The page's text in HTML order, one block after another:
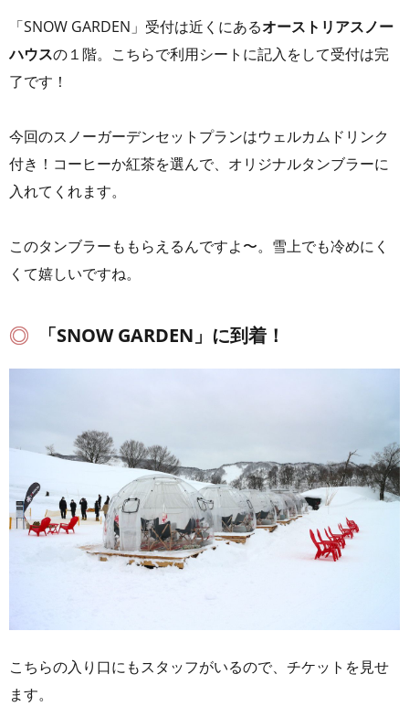
「SNOW GARDEN」受付は近くにあるオーストリアスノー
ハウスの１階。こちらで利用シートに記入をして受付は完
了です！
今回のスノーガーデンセットプランはウェルカムドリンク
付き！コーヒーか紅茶を選んで、オリジナルタンブラーに
入れてくれます。
このタンブラーももらえるんですよ〜。雪上でも冷めにく
くて嬉しいですね。
「SNOW GARDEN」に到着！
こちらの入り口にもスタッフがいるので、チケットを見せ
ます。